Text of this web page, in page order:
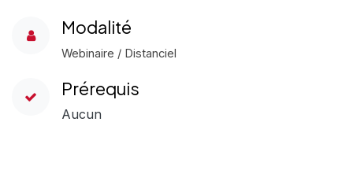
Modalité
Webinaire / Distanciel
Prérequis
Aucun